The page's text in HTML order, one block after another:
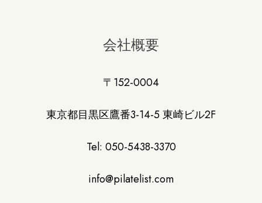
会社概要
〒152-0004
東京都目黒区鷹番3-14-5 東崎ビル2F
Tel: 050-5438-3370
info@pilatelist.com